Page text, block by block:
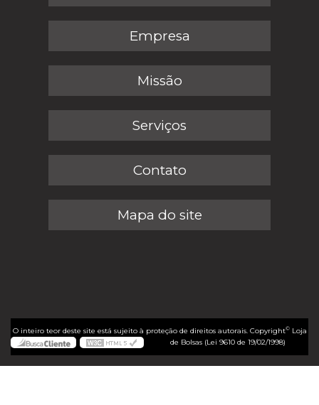
Empresa
Missão
Serviços
Contato
Mapa do site
O inteiro teor deste site está sujeito à proteção de direitos autorais. Copyright©Loja
de Bolsas (Lei 9610 de 19/02/1998)